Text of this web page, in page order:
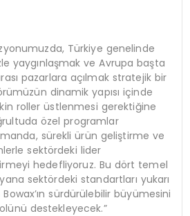
Türkiye genelinde
yaygınlaşmak ve Avrupa başta
pazarlara açılmak stratejik bir
dinamik yapısı içinde
roller üstlenmesi gerektiğine
özel programlar
sürekli ürün geliştirme ve
sektördeki lider
hedefliyoruz. Bu dört temel
sektördeki standartları yukarı
sürdürülebilir büyümesini
destekleyecek.”